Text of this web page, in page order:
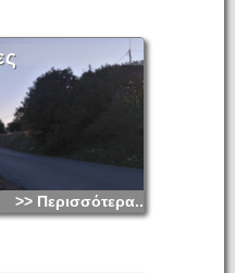
>> Περισσότερα...